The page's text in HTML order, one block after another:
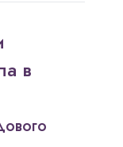
в